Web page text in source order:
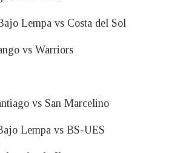
Lempa vs Costa del Sol
vs Warriors
vs San Marcelino
Lempa vs BS-UES